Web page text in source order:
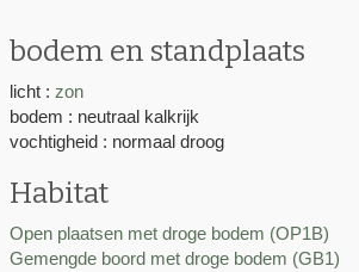
bodem en standplaats
licht : zon
bodem : neutraal kalkrijk
vochtigheid : normaal droog
Habitat
Open plaatsen met droge bodem (OP1B)
Gemengde boord met droge bodem (GB1)